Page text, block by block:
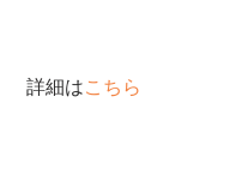
詳細はこちら